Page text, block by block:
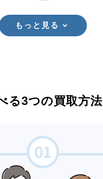
もっと見る
る3つの買取方法